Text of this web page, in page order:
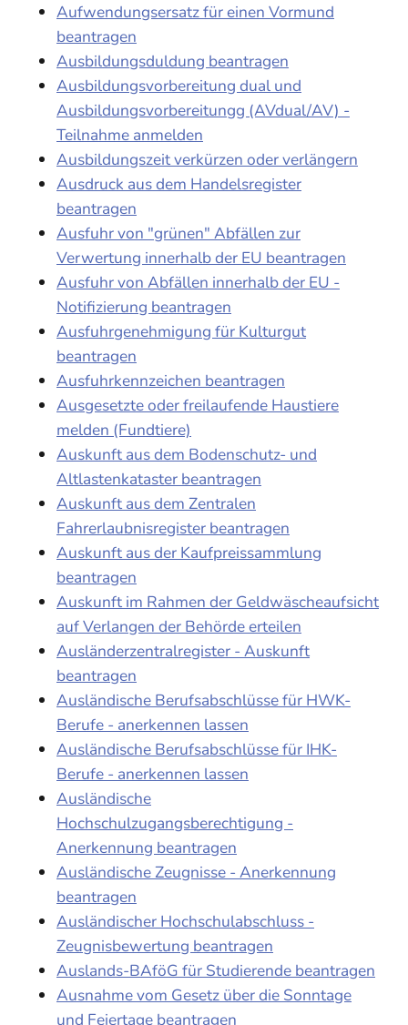
Aufwendungsersatz für einen Vormund
beantragen
Ausbildungsduldung beantragen
Ausbildungsvorbereitung dual und
Ausbildungsvorbereitungg (AVdual/AV) -
Teilnahme anmelden
Ausbildungszeit verkürzen oder verlängern
Ausdruck aus dem Handelsregister
beantragen
Ausfuhr von "grünen" Abfällen zur
Verwertung innerhalb der EU beantragen
Ausfuhr von Abfällen innerhalb der EU -
Notifizierung beantragen
Ausfuhrgenehmigung für Kulturgut
beantragen
Ausfuhrkennzeichen beantragen
Ausgesetzte oder freilaufende Haustiere
melden (Fundtiere)
Auskunft aus dem Bodenschutz- und
Altlastenkataster beantragen
Auskunft aus dem Zentralen
Fahrerlaubnisregister beantragen
Auskunft aus der Kaufpreissammlung
beantragen
Auskunft im Rahmen der Geldwäscheaufsicht
auf Verlangen der Behörde erteilen
Ausländerzentralregister - Auskunft
beantragen
Ausländische Berufsabschlüsse für HWK-
Berufe - anerkennen lassen
Ausländische Berufsabschlüsse für IHK-
Berufe - anerkennen lassen
Ausländische
Hochschulzugangsberechtigung -
Anerkennung beantragen
Ausländische Zeugnisse - Anerkennung
beantragen
Ausländischer Hochschulabschluss -
Zeugnisbewertung beantragen
Auslands-BAföG für Studierende beantragen
Ausnahme vom Gesetz über die Sonntage
und Feiertage beantragen